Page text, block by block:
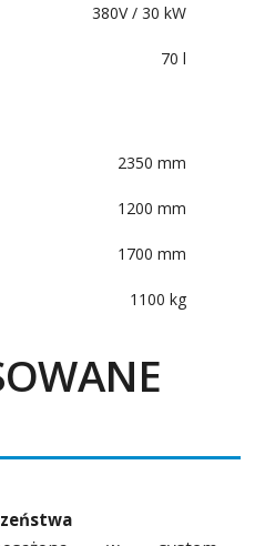
380V / 30 kW
70 l
2350 mm
1200 mm
1700 mm
1100 kg